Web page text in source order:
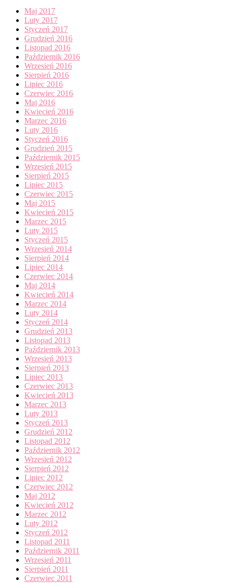
Maj 2017
Luty 2017
Styczeń 2017
Grudzień 2016
Listopad 2016
Październik 2016
Wrzesień 2016
Sierpień 2016
Lipiec 2016
Czerwiec 2016
Maj 2016
Kwiecień 2016
Marzec 2016
Luty 2016
Styczeń 2016
Grudzień 2015
Październik 2015
Wrzesień 2015
Sierpień 2015
Lipiec 2015
Czerwiec 2015
Maj 2015
Kwiecień 2015
Marzec 2015
Luty 2015
Styczeń 2015
Wrzesień 2014
Sierpień 2014
Lipiec 2014
Czerwiec 2014
Maj 2014
Kwiecień 2014
Marzec 2014
Luty 2014
Styczeń 2014
Grudzień 2013
Listopad 2013
Październik 2013
Wrzesień 2013
Sierpień 2013
Lipiec 2013
Czerwiec 2013
Kwiecień 2013
Marzec 2013
Luty 2013
Styczeń 2013
Grudzień 2012
Listopad 2012
Październik 2012
Wrzesień 2012
Sierpień 2012
Lipiec 2012
Czerwiec 2012
Maj 2012
Kwiecień 2012
Marzec 2012
Luty 2012
Styczeń 2012
Listopad 2011
Październik 2011
Wrzesień 2011
Sierpień 2011
Czerwiec 2011